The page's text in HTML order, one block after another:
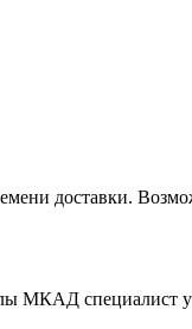
доставки.
МКАД специалист